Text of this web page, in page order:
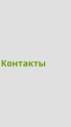
Контакты